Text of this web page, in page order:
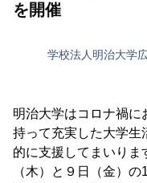
を開催
学校法人明治大学
明治大学はコロナ禍に
持って充実した大学生
的に支援してまいりま
（木）と９日（金）